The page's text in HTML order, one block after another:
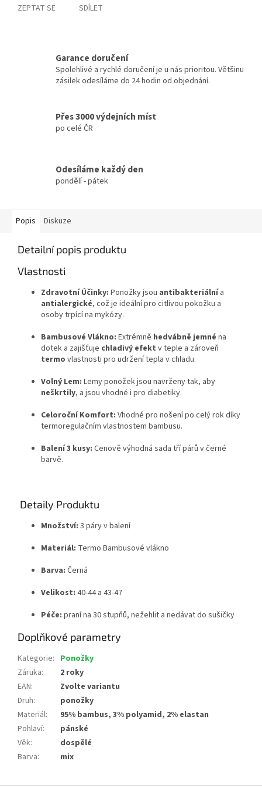
ZEPTAT SE SDÍLET
Garance doručení
Spolehlivé a rychlé doručení je u nás prioritou. Většinu
zásilek odesíláme do 24 hodin od objednání.
Přes 3000 výdejních míst
po celé ČR
Odesíláme každý den
pondělí - pátek
Popis Diskuze
Detailní popis produktu
Vlastnosti
Zdravotní Účinky: Ponožky jsou antibakteriálnía
antialergické, což je ideální pro citlivou pokožku a
osoby trpící na mykózy.
Bambusové Vlákno: Extrémně hedvábně jemné na
dotek a zajišťuje chladivý efekt v teple a zároveň
termo vlastnosti pro udržení tepla v chladu.
Volný Lem: Lemy ponožek jsou navrženy tak, aby
neškrtily, a jsou vhodné i pro diabetiky.
Celoroční Komfort: Vhodné pro nošení po celý rok díky
termoregulačním vlastnostem bambusu.
Balení 3 kusy: Cenově výhodná sada tří párů v černé
barvě.
Detaily Produktu
Množství: 3 páry v balení
Materiál: Termo Bambusové vlákno
Barva: Černá
Velikost: 40-44 a 43-47
Péče: praní na 30 stupňů, nežehlit a nedávat do sušičky
Doplňkové parametry
Kategorie: Ponožky
Záruka:
2 roky
EAN:
Zvolte variantu
Druh:
ponožky
Materiál:
95% bambus, 3% polyamid, 2% elastan
Pohlaví:
pánské
Věk:
dospělé
Barva: mix